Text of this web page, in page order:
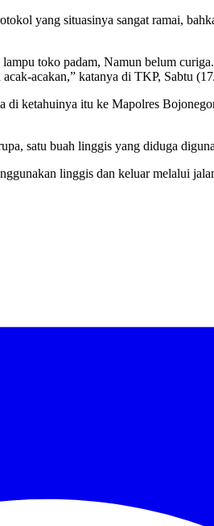
yang situasinya sangat ramai,
toko padam, Namun belum
acakan,” katanya di TKP, Sabtu
ketahuinya itu ke Mapolres
satu buah linggis yang diduga
linggis dan keluar melalui